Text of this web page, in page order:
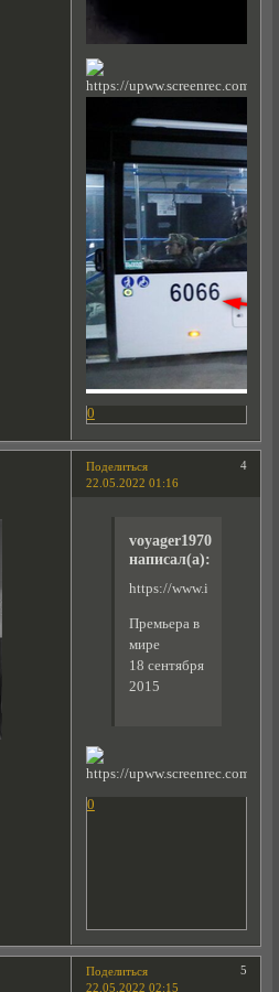
0
Поделиться
4
22.05.2022 01:16
voyager1970
написал(а):
https://www.imdb.com/
Премьера в
мире
18 сентября
2015
0
Поделиться
5
22.05.2022 02:15